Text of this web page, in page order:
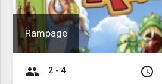
Rampage
group 2 - 4 access_time